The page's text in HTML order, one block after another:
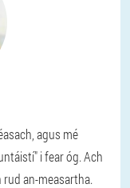
agus mé
i fear óg. Ach
an-measartha.